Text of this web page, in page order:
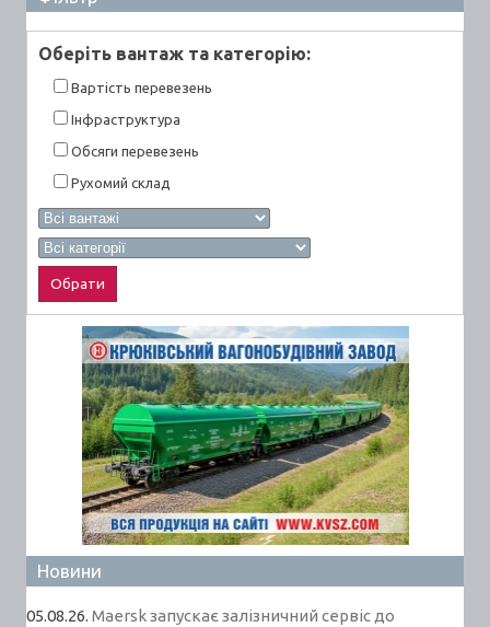
Оберiть вантаж та категорiю:
Вартiсть перевезень
Інфраструктура
Обсяги перевезень
Рухомий склад
Новини
05.08.26. Maersk запускає залізничний сервіс до